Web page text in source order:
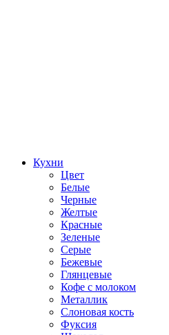
Кухни
Цвет
Белые
Черные
Желтые
Красные
Зеленые
Серые
Бежевые
Глянцевые
Кофе с молоком
Металлик
Слоновая кость
Фуксия